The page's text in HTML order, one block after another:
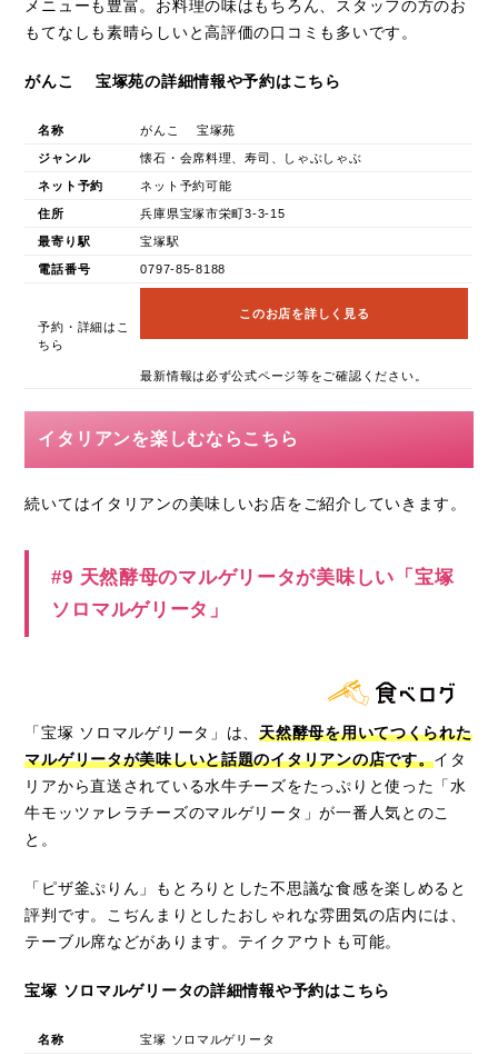
メニューも豊富。お料理の味はもちろん、スタッフの方のお
もてなしも素晴らしいと高評価の口コミも多いです。
がんこ 宝塚苑の詳細情報や予約はこちら
名称 がんこ 宝塚苑
ジャンル 懐石・会席料理、寿司、しゃぶしゃぶ
ネット予約 ネット予約可能
住所 兵庫県宝塚市栄町3-3-15
最寄り駅 宝塚駅
電話番号 0797-85-8188
予約・詳細はこ
ちら
このお店を詳しく見る
最新情報は必ず公式ページ等をご確認ください。
イタリアンを楽しむならこちら
続いてはイタリアンの美味しいお店をご紹介していきます。
#9 天然酵母のマルゲリータが美味しい「宝塚
ソロマルゲリータ」
「宝塚 ソロマルゲリータ」は、天然酵母を用いてつくられた
マルゲリータが美味しいと話題のイタリアンの店です。イタ
リアから直送されている水牛チーズをたっぷりと使った「水
牛モッツァレラチーズのマルゲリータ」が一番人気とのこ
と。
「ピザ釜ぷりん」もとろりとした不思議な食感を楽しめると
評判です。こぢんまりとしたおしゃれな雰囲気の店内には、
テーブル席などがあります。テイクアウトも可能。
宝塚 ソロマルゲリータの詳細情報や予約はこちら
名称 宝塚 ソロマルゲリータ